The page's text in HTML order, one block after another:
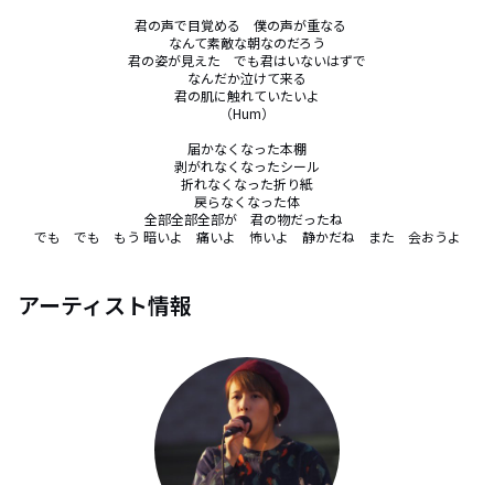
君の声で目覚める　僕の声が重なる
なんて素敵な朝なのだろう
君の姿が見えた　でも君はいないはずで
なんだか泣けて来る
君の肌に触れていたいよ
（Hum）
届かなくなった本棚
剥がれなくなったシール
折れなくなった折り紙
戻らなくなった体
全部全部全部が　君の物だったね
でも　でも　もう 暗いよ　痛いよ　怖いよ　静かだね　また　会おうよ
アーティスト情報